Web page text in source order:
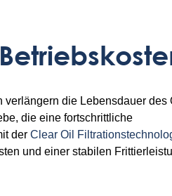
verlängern die Lebensdauer des
die eine fortschrittliche
der Clear Oil
und einer stabilen